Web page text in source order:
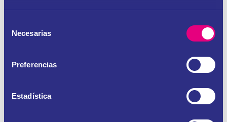
Necesarias
Preferencias
Estadística
Hasta 14
> Saber más